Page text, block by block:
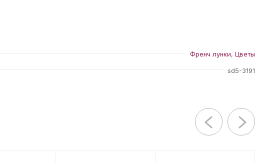
Френч лунки, Цветы
sd5-3191